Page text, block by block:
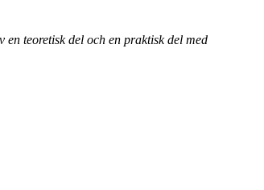
teoretisk del och en praktisk del med